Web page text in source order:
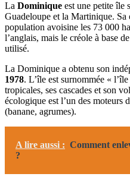
La Dominique est une petite île
Guadeloupe et la Martinique. Sa
population avoisine les 73 000
l’anglais, mais le créole à base
utilisé.
La Dominique a obtenu son
1978. L’île est surnommée «
tropicales, ses cascades et son
écologique est l’un des moteurs
(banane, agrumes).
A lire aussi : Comment
?